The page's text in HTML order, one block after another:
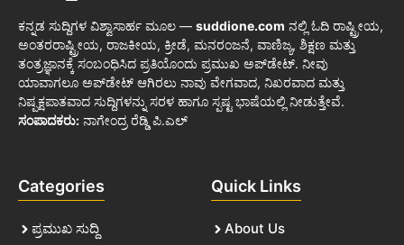
ಕನ್ನಡ ಸುದ್ದಿಗಳ ವಿಶ್ವಾಸಾರ್ಹ ಮೂಲ — suddione.com ನಲ್ಲಿ ಓದಿ ರಾಷ್ಟ್ರೀಯ,
ಅಂತರರಾಷ್ಟ್ರೀಯ, ರಾಜಕೀಯ, ಕ್ರೀಡೆ, ಮನರಂಜನೆ, ವಾಣಿಜ್ಯ, ಶಿಕ್ಷಣ ಮತ್ತು
ತಂತ್ರಜ್ಞಾನಕ್ಕೆ ಸಂಬಂಧಿಸಿದ ಪ್ರತಿಯೊಂದು ಪ್ರಮುಖ ಅಪ್‌ಡೇಟ್. ನೀವು
ಯಾವಾಗಲೂ ಅಪ್‌ಡೇಟ್ ಆಗಿರಲು ನಾವು ವೇಗವಾದ, ನಿಖರವಾದ ಮತ್ತು
ನಿಷ್ಪಕ್ಷಪಾತವಾದ ಸುದ್ದಿಗಳನ್ನು ಸರಳ ಹಾಗೂ ಸ್ಪಷ್ಟ ಭಾಷೆಯಲ್ಲಿ ನೀಡುತ್ತೇವೆ.
ಸಂಪಾದಕರು: ನಾಗೇಂದ್ರ ರೆಡ್ಡಿ ಪಿ.ಎಲ್
Categories
ಪ್ರಮುಖ ಸುದ್ದಿ
Quick Links
About Us